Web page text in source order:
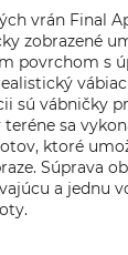
vrán Final
zobrazené
povrchom s
sú vábničky
teréne sa
ktoré
Súprava
a jednu